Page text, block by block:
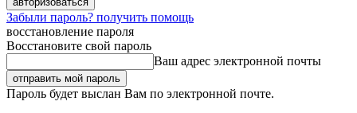
Забыли пароль? получить помощь
восстановление пароля
Восстановите свой пароль
Ваш адрес электронной почты
Пароль будет выслан Вам по электронной почте.